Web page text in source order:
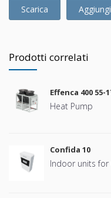
Scarica
Prodotti correlati
Effenca 400 55-
Heat Pump
Confida 10
Indoor units